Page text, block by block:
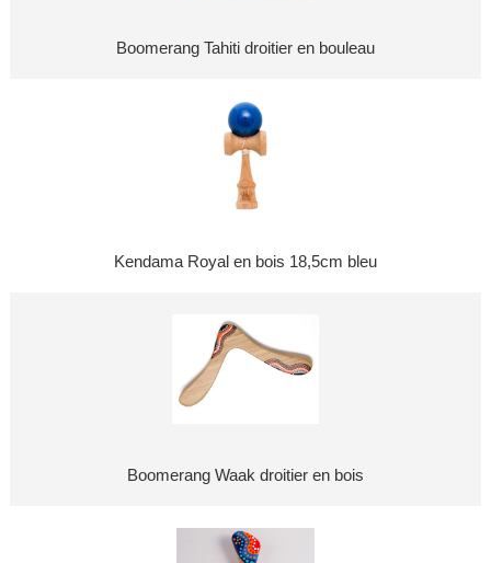
Boomerang Tahiti droitier en bouleau
Kendama Royal en bois 18,5cm bleu
Boomerang Waak droitier en bois